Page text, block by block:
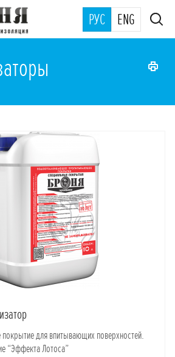
РУС ENG
для впитывающих поверхностей.
“Эффекта Лотоса”